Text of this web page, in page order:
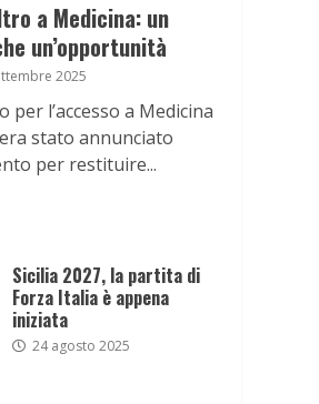
a Medicina: un
un’opportunità
2025
per l’accesso a Medicina
stato annunciato
per restituire...
Sicilia 2027, la partita di
Forza Italia è appena
iniziata
24 agosto 2025